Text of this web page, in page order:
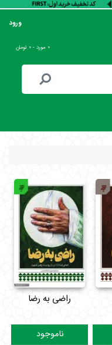
ورود
۰ مورد - ۰ تومان
راضی به رضا
ناموجود